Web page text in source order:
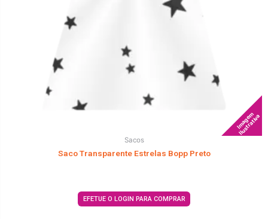
Imagem
Ilustrativa
Sacos
Saco Transparente Estrelas Bopp Preto
EFETUE O LOGIN PARA COMPRAR